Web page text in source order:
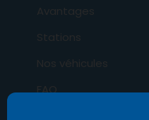
Avantages
Stations
Nos véhicules
FAQ